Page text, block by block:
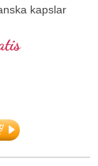
kapslar
rent
idealiskt
Höggradigt
fria från
renhet
och
Utvecklat